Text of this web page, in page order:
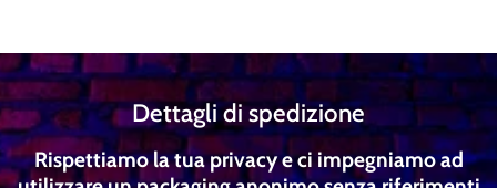
Dettagli di spedizione
Rispettiamo la tua privacy e ci impegniamo ad